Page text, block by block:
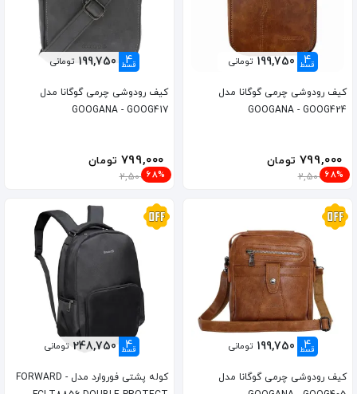
4
قسط 199,750 تومانی
کیف رودوشی چرمی گوگانا مدل
GOOGANA - GOOG424
799,000 تومان
2,500,000
68%
4
قسط 199,750 تومانی
کیف رودوشی چرمی گوگانا مدل
GOOGANA - GOOG417
799,000 تومان
2,500,000
68%
4
قسط 199,750 تومانی
کیف رودوشی چرمی گوگانا مدل
4
قسط 248,750 تومانی
کوله پشتی فوروارد مدل FORWARD -